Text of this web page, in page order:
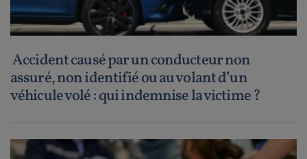
Accident causé par un conducteur non
assuré, non identifié ou au volant d’un
véhicule volé : qui indemnise la victime ?